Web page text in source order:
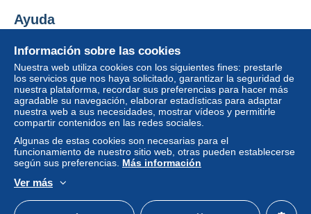
Modo de envío
Pago por:
Carta (tamaño normal)
2,50 €
Carta con seguimiento (formato normal/o
4,00 €
8,00 €
sobre las entregas, debe ser
miembro y conectarse.
Identific
arse
Registr
arse
Ocultar los objetos de este vendedor
Información sobre las cookies
Nuestra web utiliza cookies con los siguientes fines: prestarle
los servicios que nos haya solicitado, garantizar la seguridad de
nuestra plataforma, recordar sus preferencias para hacer más
agradable su navegación, elaborar estadísticas para adaptar
nuestra web a sus necesidades, mostrar vídeos y permitirle
compartir contenidos en las redes sociales.
Algunas de estas cookies son necesarias para el
funcionamiento de nuestro sitio web, otras pueden establecerse
según sus preferencias. Más información
Ver más
Ayuda
Comprar en Delcampe
Vender en Delcampe
Una página securizada